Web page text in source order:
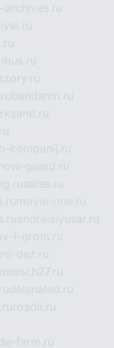
archives.ru
bandamn.ru
kompanij.ru
guard.ru
aalse.ru
movie-one.ru
andreislyusar.ru
i-grom.ru
dez.ru
delanalad.ru
roadli.ru
farm.ru